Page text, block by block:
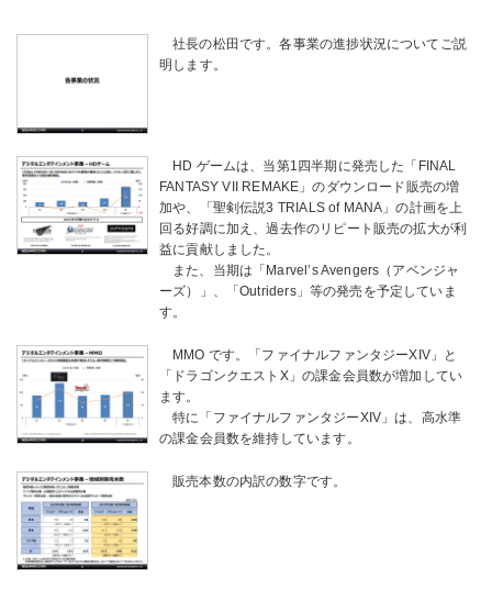
社長の松田です。各事業の進捗状況についてご説
明します。
HD ゲームは、当第1四半期に発売した「FINAL
FANTASY VII REMAKE」のダウンロード販売の増
加や、「聖剣伝説3 TRIALS of MANA」の計画を上
回る好調に加え、過去作のリピート販売の拡大が利
益に貢献しました。
また、当期は「Marvel’s Avengers（アベンジャ
ーズ）」、「Outriders」等の発売を予定していま
す。
MMO です。「ファイナルファンタジーXIV」と
「ドラゴンクエストX」の課金会員数が増加してい
ます。
特に「ファイナルファンタジーXIV」は、高水準
の課金会員数を維持しています。
販売本数の内訳の数字です。